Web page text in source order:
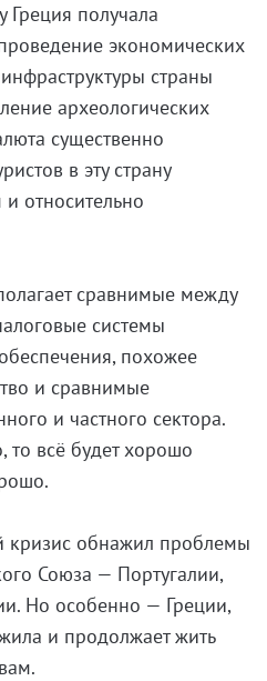
Греция получала
экономических
страны
археологических
существенно
в эту страну
относительно
сравнимые между
системы
похожее
и сравнимые
и частного сектора.
то всё будет хорошо
кризис обнажил проблемы
Союза — Португалии,
Но особенно — Греции,
и продолжает жить